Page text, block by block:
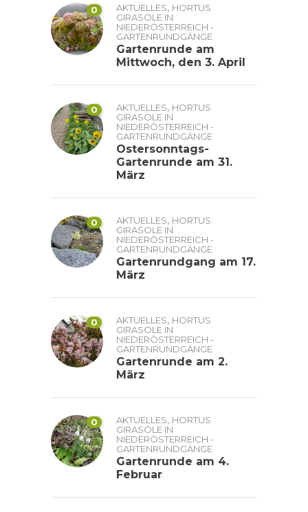
0 AKTUELLES, HORTUS
GIRASOLE IN
NIEDERÖSTERREICH -
GARTENRUNDGÄNGE
Gartenrunde am
Mittwoch, den 3. April
0 AKTUELLES, HORTUS
GIRASOLE IN
NIEDERÖSTERREICH -
GARTENRUNDGÄNGE
Ostersonntags-
Gartenrunde am 31.
März
0 AKTUELLES, HORTUS
GIRASOLE IN
NIEDERÖSTERREICH -
GARTENRUNDGÄNGE
Gartenrundgang am 17.
März
0 AKTUELLES, HORTUS
GIRASOLE IN
NIEDERÖSTERREICH -
GARTENRUNDGÄNGE
Gartenrunde am 2.
März
0 AKTUELLES, HORTUS
GIRASOLE IN
NIEDERÖSTERREICH -
GARTENRUNDGÄNGE
Gartenrunde am 4.
Februar